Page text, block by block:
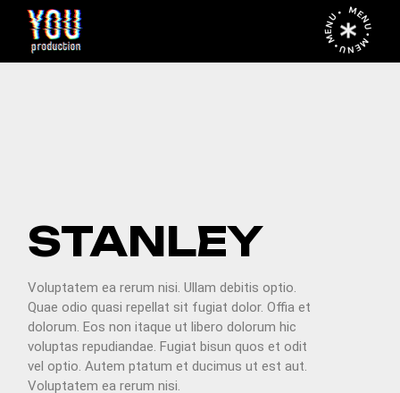
MENU • MENU • MENU •
STANLEY
Voluptatem ea rerum nisi. Ullam debitis optio.
Quae odio quasi repellat sit fugiat dolor. Offia et
dolorum. Eos non itaque ut libero dolorum hic
voluptas repudiandae. Fugiat bisun quos et odit
vel optio. Autem ptatum et ducimus ut est aut.
Voluptatem ea rerum nisi.